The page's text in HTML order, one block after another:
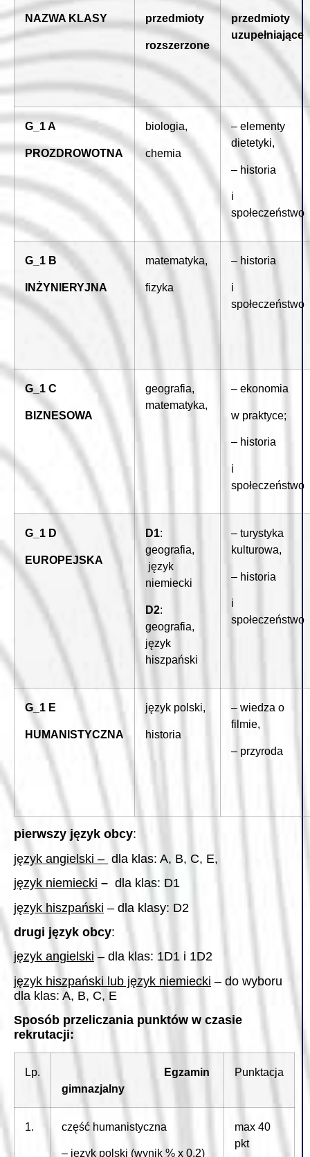
NAZWA KLASY przedmioty
rozszerzone
przedmioty
uzupełniające
G_1 A
PROZDROWOTNA
biologia,
chemia
– elementy
dietetyki,
– historia
i
społeczeństwo
G_1 B
INŻYNIERYJNA
matematyka,
fizyka
– historia
i
społeczeństwo
G_1 C
BIZNESOWA
geografia,
matematyka,
– ekonomia
w praktyce;
– historia
i
społeczeństwo
G_1 D
EUROPEJSKA
D1:
geografia,
język
niemiecki
D2:
geografia,
język
hiszpański
– turystyka
kulturowa,
– historia
i
społeczeństwo
G_1 E
HUMANISTYCZNA
język polski,
historia
– wiedza o
filmie,
– przyroda
pierwszy język obcy:
język angielski – dla klas: A, B, C, E,
język niemiecki – dla klas: D1
język hiszpański – dla klasy: D2
drugi język obcy:
język angielski – dla klas: 1D1 i 1D2
język hiszpański lub język niemiecki – do wyboru
dla klas: A, B, C, E
Sposób przeliczania punktów w czasie
rekrutacji:
Lp.
Egzamin
gimnazjalny
Punktacja
1. część humanistyczna
– język polski (wynik % x 0,2)
max 40
pkt